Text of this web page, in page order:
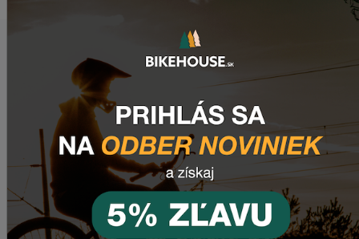
POSLEDNÉ PRIDANÉ PRODUKTY
Predné svetlo CRUSSIS CRS 1200
1 841,55 Kč
Zadné svetlo CRUSSIS CRS 20
503,69 Kč